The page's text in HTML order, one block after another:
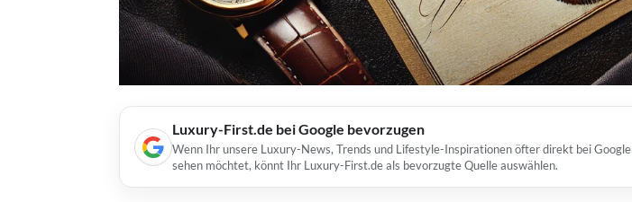
Luxury-First.de bei Google bevorzugen
Wenn Ihr unsere Luxury-News, Trends und Lifestyle-Inspirationen öfter direkt bei Google
sehen möchtet, könnt Ihr Luxury-First.de als bevorzugte Quelle auswählen.